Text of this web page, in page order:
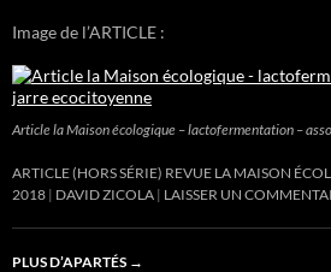
Image de l’ARTICLE :
Article la Maison écologique – lactofermentation –
ARTICLE (HORS SÉRIE) REVUE LA MAISON
2018 DAVID ZICOLA LAISSER UN
PLUS D’APARTÉS →